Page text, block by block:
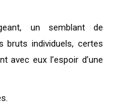
un semblant de
bruts individuels, certes
avec eux l’espoir d’une